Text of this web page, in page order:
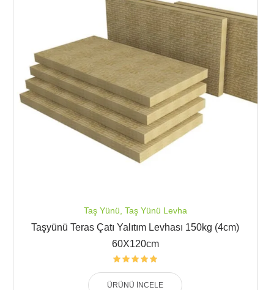
Taş Yünü Taş Yünü Levha
Taşyünü Teras Çatı Yalıtım Levhası 150kg (4cm)
60X120cm
ÜRÜNÜ İNCELE